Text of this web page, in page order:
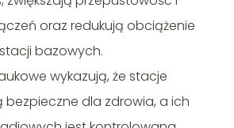
oraz redukują obciążenie
bazowych.
wykazują, że stacje
bezpieczne dla zdrowia, a ich